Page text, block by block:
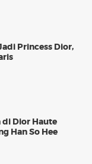
Princess Dior,
di Dior Haute
Han So Hee